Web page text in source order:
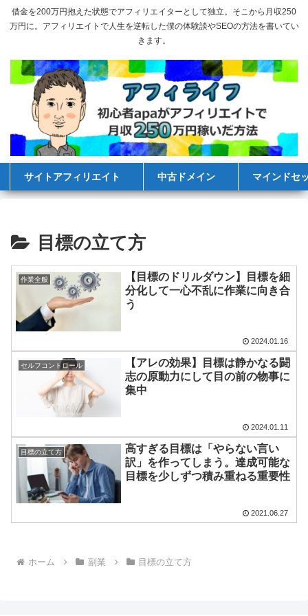
借金を200万円抱えた状態でアフィリエイターとして独立。そこから月収250
万円に。アフィリエイトで人生を逆転した僕の体験談やSEOの方法を書いてい
きます。
サイトアフィリエイト 中古ドメイン マインドセ
目標の立て方
作業全般
【目標のドリルダウン】目標を細
分化して一心不乱に作業に向き合
う
2024.01.16
セルフコントロール
【アレの効果】目標は静かなる闘
志の原動力にして目の前の物事に
集中
2024.01.11
目標の立て方
高すぎる目標は「やらない言い
訳」を作ってしまう。達成可能な
目標を少しずつ積み重ねる重要性
2021.06.27
ホーム 副業 目標の立て方